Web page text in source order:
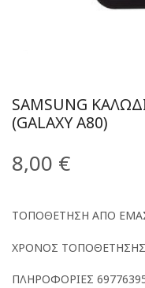
SAMSUNG
(GALAXY A80)
8,00 €
ΤΟΠΟΘΕΤΗΣΗ ΑΠΟ
ΧΡΟΝΟΣ ΤΟΠΟΘΕΤΗΣΗΣ
ΠΛΗΡΟΦΟΡΙΕΣ